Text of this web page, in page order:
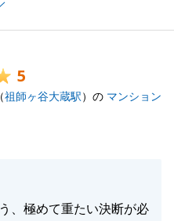
いいたします。
5
祖師ヶ谷大蔵駅）の マンション
、極めて重たい決断が必